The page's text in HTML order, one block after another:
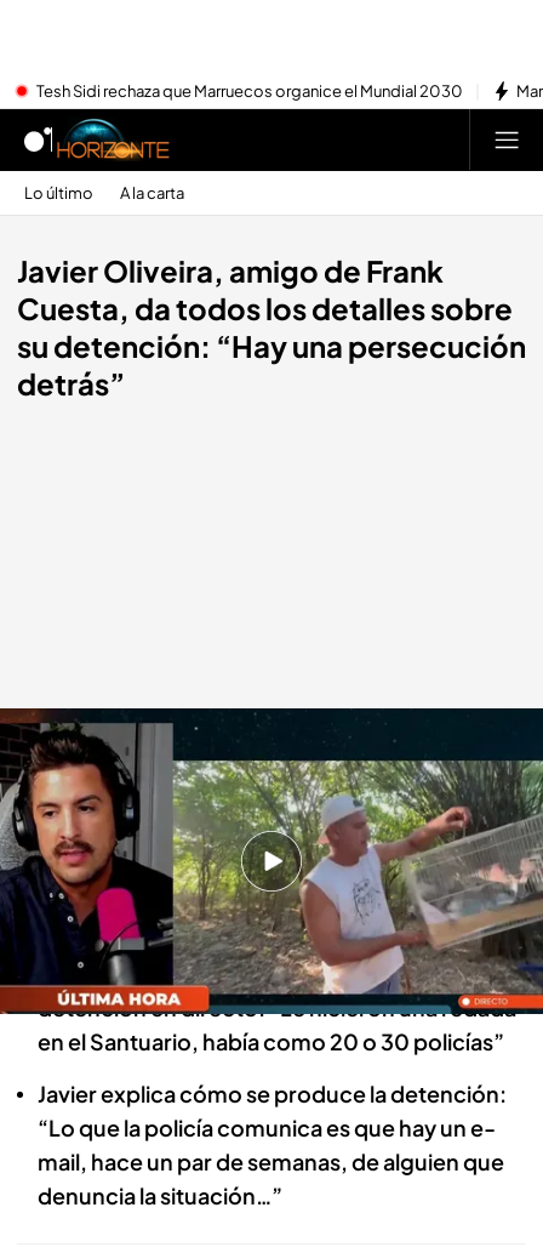
Tesh Sidi rechaza que Marruecos organice el Mundial 2030
Lo último A la carta
Javier Oliveira, amigo de Frank
Cuesta, da todos los detalles sobre
su detención: “Hay una persecución
detrás”
Javier Oliveira, amigo de Frank Cuesta, en 'Horizonte'
Horizonte
27 FEB 2025 - 23:34h.Actualizado 28 FEB 2025 - 00:05h.
Javier Oliveira, amigo de Frank, da todos los
detalles de la detención en ‘Horizonte’
El amigo de Frank Cuesta que vivió la
detención en directo: “Le hicieron una redada
en el Santuario, había como 20 o 30 policías”
Javier explica cómo se produce la detención:
“Lo que la policía comunica es que hay un e-
mail, hace un par de semanas, de alguien que
denuncia la situación…”